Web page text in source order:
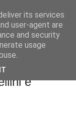
Mens
e
its services
user-agent are
and security
usage